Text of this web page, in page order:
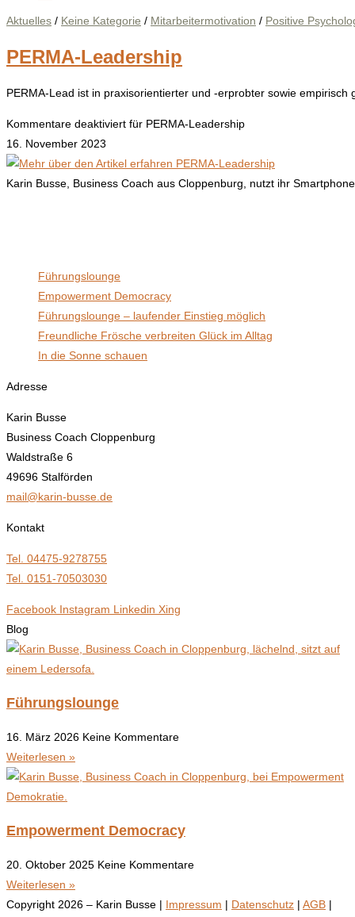
Aktuelles / Keine Kategorie / Mitarbeitermotivation / Positive
PERMA-Leadership
PERMA-Lead ist in praxisorientierter und -erprobter sowie
Kommentare deaktiviert für PERMA-Leadership
16. November 2023
Karin Busse, Business Coach aus Cloppenburg, nutzt ihr
Führungslounge
Empowerment Democracy
Führungslounge – laufender Einstieg möglich
Freundliche Frösche verbreiten Glück im Alltag
In die Sonne schauen
Adresse
Karin Busse
Business Coach Cloppenburg
Waldstraße 6
49696 Stalförden
mail@karin-busse.de
Kontakt
Tel. 04475-9278755
Tel. 0151-70503030
Facebook Instagram Linkedin Xing
Blog
Führungslounge
16. März 2026 Keine Kommentare
Weiterlesen »
Empowerment Democracy
20. Oktober 2025 Keine Kommentare
Weiterlesen »
Copyright 2026 – Karin Busse | Impressum | Datenschutz | AGB |